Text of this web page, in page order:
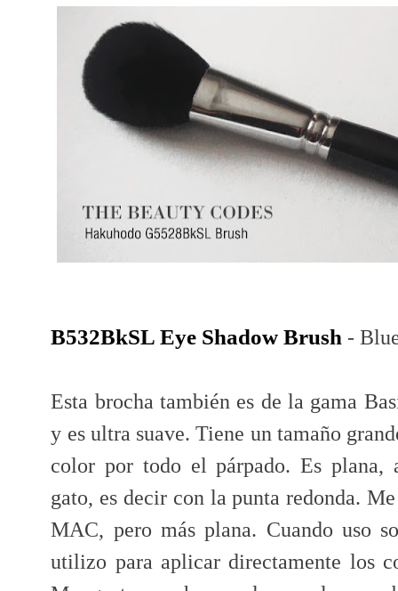
B532BkSL Eye Shadow Brush -
Esta brocha también es de la gama
y es ultra suave. Tiene un tamaño
color por todo el párpado. Es plana,
gato, es decir con la punta redonda.
MAC, pero más plana. Cuando uso
utilizo para aplicar directamente los